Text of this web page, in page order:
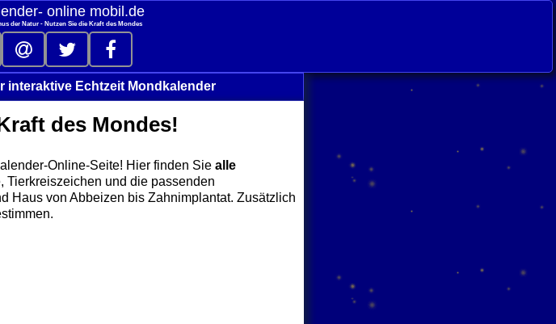
online mobil.de
der Natur - Nutzen Sie die Kraft des Mondes
interaktive Echtzeit Mondkalender
des Mondes!
Hier finden Sie alle
Tierkreiszeichen und die passenden
Haus von Abbeizen bis Zahnimplantat. Zusätzlich